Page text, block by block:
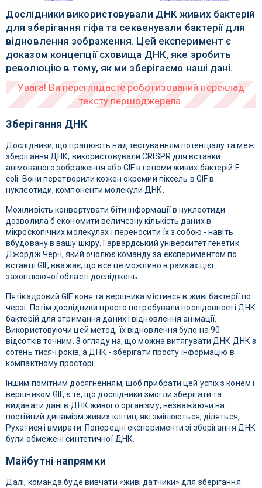
Дослідники використовували ДНК живих бактерій
для зберігання гіфа та секвенували бактерії для
відновлення зображення. Цей експеримент є
доказом концепції сховища ДНК, яке зробить
революцію в тому, як ми зберігаємо наші дані.
Зберігання ДНК
Дослідники, що працюють над тестуванням потенціалу та меж
зберігання ДНК, використовували CRISPR для вставки
анімованого зображення або GIF в геноми живих бактерій E.
coli. Вони перетворили кожен окремий піксель в GIF в
нуклеотиди, компоненти молекули ДНК.
Можливість конвертувати біти інформації в нуклеотиди
дозволила б економити величезну кількість даних в
мікроскопічних молекулах і переносити їх з собою - навіть
вбудовану в вашу шкіру. Гарвардський університет генетик
Джордж Черч, який очолює команду за експериментом по
вставці GIF, вважає, що все це можливо в рамках цієї
захоплюючої області досліджень.
Пятікадровий GIF коня та вершника містився в живі бактерії по
черзі. Потім дослідники просто потребували послідовності ДНК
бактерій для отримання даних і відновлення анімації.
Використовуючи цей метод, їх відновлення було на 90
відсотків точним. З огляду на, що можна витягувати ДНК ДНК з
сотень тисяч років, а ДНК - зберігати просту інформацію в
компактному просторі.
Іншим помітним досягненням, щоб прибрати цей успіх з конем і
вершником GIF, є те, що дослідники змогли зберігати та
видавати дані в ДНК живого організму, незважаючи на
постійний динамізм живих клітин, які змінюються, діляться,
Рухатися і вмирати. Попередні експерименти зі зберігання ДНК
були обмежені синтетичної ДНК.
Майбутні напрямки
Далі, команда буде вивчати «живі датчики» для зберігання